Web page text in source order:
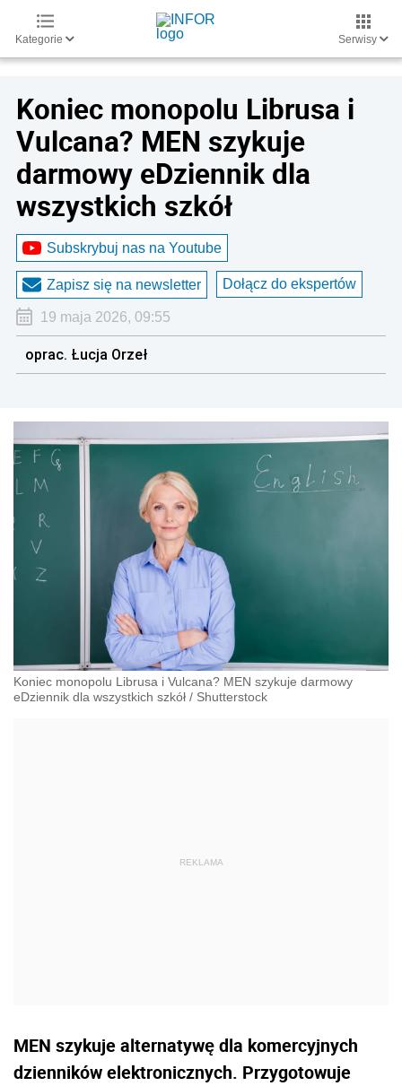
Kategorie Serwisy
Koniec monopolu Librusa i
Vulcana? MEN szykuje
darmowy eDziennik dla
wszystkich szkół
Subskrybuj nas na Youtube
Zapisz się na newsletter Dołącz do ekspertów
19 maja 2026, 09:55
oprac. Łucja Orzeł
Koniec monopolu Librusa i Vulcana? MEN szykuje darmowy
eDziennik dla wszystkich szkół / Shutterstock
MEN szykuje alternatywę dla komercyjnych
dzienników elektronicznych. Przygotowuje